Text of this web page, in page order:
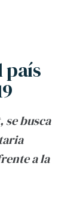
país
se busca
a la